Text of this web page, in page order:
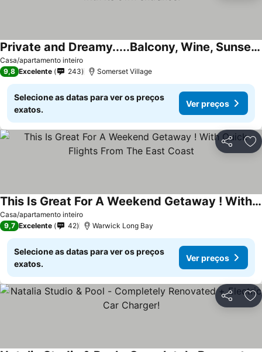
Casa/apartamento inteiro
Private and Dreamy.....Balcony, Wine, Sunset, Upstairs with its own entrance!
9,8 Excelente 243 Somerset Village
Selecione as datas para ver os preços
exatos.
Ver preços
Partilhar
Casa/apartamento inteiro
This Is Great For A Weekend Getaway ! With Quick Flights From The East Coast
9,7 Excelente 42 Warwick Long Bay
Selecione as datas para ver os preços
exatos.
Ver preços
Partilhar